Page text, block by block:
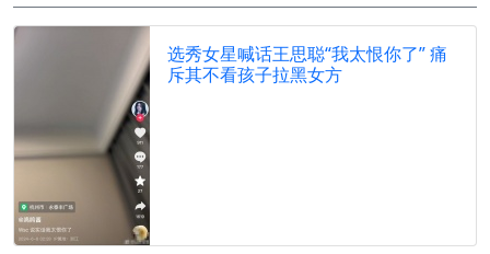
选秀女星喊话王思聪“我太恨你了” 痛
斥其不看孩子拉黑女方